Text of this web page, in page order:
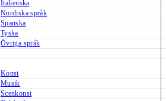
Italienska
Nordiska språk
Spanska
Tyska
Övriga språk
Konst
Musik
Scenkonst